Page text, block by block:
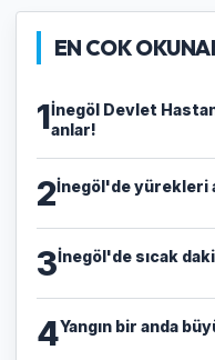
EN COK
1İnegöl Devlet
anlar!
2İnegöl'de yürekleri
3İnegöl'de sıcak
4Yangın bir anda